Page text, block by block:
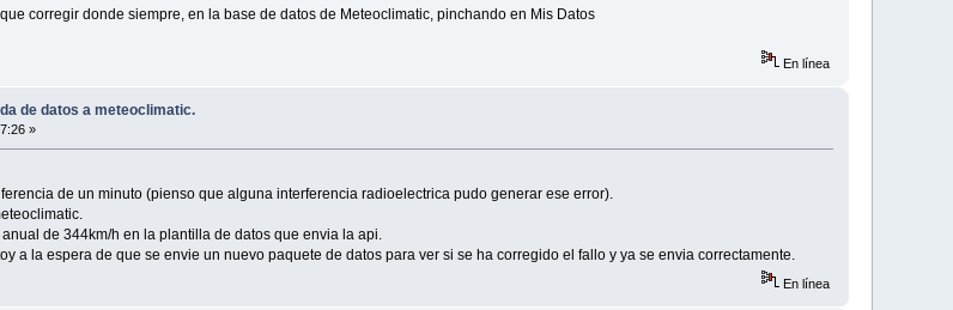
corregir donde siempre, en la base de datos de Meteoclimatic, pinchando en Mis Datos
En línea
de datos a meteoclimatic.
»
de un minuto (pienso que alguna interferencia radioelectrica pudo generar ese error).
de 344km/h en la plantilla de datos que envia la api.
a la espera de que se envie un nuevo paquete de datos para ver si se ha corregido el fallo y ya se envia correctamente.
En línea